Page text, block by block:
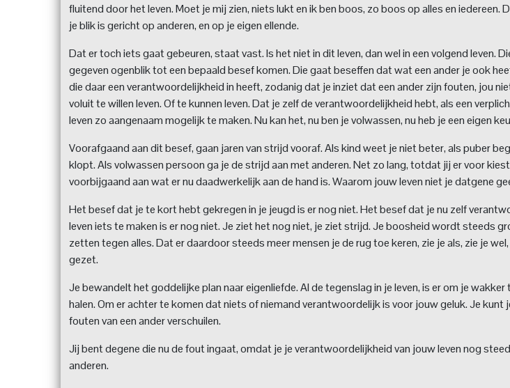
fluitend door het leven. Moet je mij zien, niets lukt en ik ben boos, zo boos op alles en iedereen.
je blik is gericht op anderen, en op je eigen ellende.
Dat er toch iets gaat gebeuren, staat vast. Is het niet in dit leven, dan wel in een volgend leven.
gegeven ogenblik tot een bepaald besef komen. Die gaat beseffen dat wat een ander je ook
die daar een verantwoordelijkheid in heeft, zodanig dat je inziet dat een ander zijn fouten, jou
voluit te willen leven. Of te kunnen leven. Dat je zelf de verantwoordelijkheid hebt, als een
leven zo aangenaam mogelijk te maken. Nu kan het, nu ben je volwassen, nu heb je een eigen
Voorafgaand aan dit besef, gaan jaren van strijd vooraf. Als kind weet je niet beter, als puber
klopt. Als volwassen persoon ga je de strijd aan met anderen. Net zo lang, totdat jij er voor
voorbijgaand aan wat er nu daadwerkelijk aan de hand is. Waarom jouw leven niet je datgene
Het besef dat je te kort hebt gekregen in je jeugd is er nog niet. Het besef dat je nu zelf
leven iets te maken is er nog niet. Je ziet het nog niet, je ziet strijd. Je boosheid wordt steeds
zetten tegen alles. Dat er daardoor steeds meer mensen je de rug toe keren, zie je als, zie je
gezet.
Je bewandelt het goddelijke plan naar eigenliefde. Al de tegenslag in je leven, is er om je
halen. Om er achter te komen dat niets of niemand verantwoordelijk is voor jouw geluk. Je kunt
fouten van een ander verschuilen.
Jij bent degene die nu de fout ingaat, omdat je je verantwoordelijkheid van jouw leven nog
anderen.